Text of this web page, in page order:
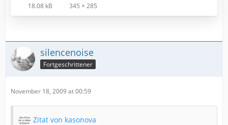
18.08 kB 345 × 285
silencenoise
Fortgeschrittener
November 18, 2009 at 00:59
Zitat von kasonova